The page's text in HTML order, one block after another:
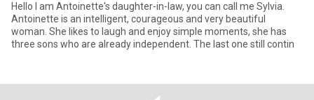
Hello I am Antoinette's daughter-in-law, you can call me Sylvia.
Antoinette is an intelligent, courageous and very beautiful
woman. She likes to laugh and enjoy simple moments, she has
three sons who are already independent. The last one still contin